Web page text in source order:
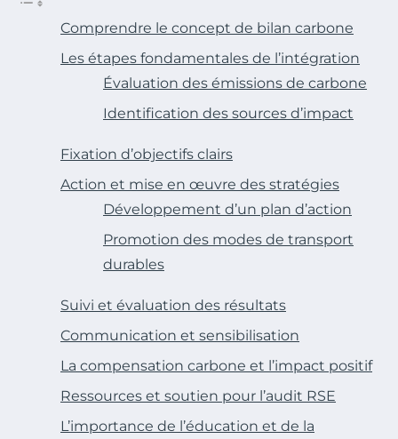
Comprendre le concept de bilan carbone
Les étapes fondamentales de l’intégration
Évaluation des émissions de carbone
Identification des sources d’impact
Fixation d’objectifs clairs
Action et mise en œuvre des stratégies
Développement d’un plan d’action
Promotion des modes de transport
durables
Suivi et évaluation des résultats
Communication et sensibilisation
La compensation carbone et l’impact positif
Ressources et soutien pour l’audit RSE
L’importance de l’éducation et de la